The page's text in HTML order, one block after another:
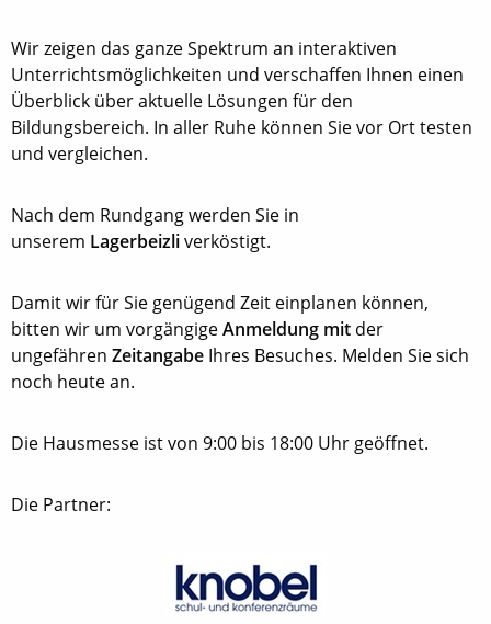
Wir zeigen das ganze Spektrum an interaktiven
Unterrichtsmöglichkeiten und verschaffen Ihnen einen
Überblick über aktuelle Lösungen für den
Bildungsbereich. In aller Ruhe können Sie vor Ort testen
und vergleichen.
Nach dem Rundgang werden Sie in
unserem Lagerbeizliverköstigt.
Damit wir für Sie genügend Zeit einplanen können,
bitten wir um vorgängigeAnmeldung mit der
ungefähren Zeitangabe Ihres Besuches. Melden Sie sich
noch heute an.
Die Hausmesse ist von 9:00 bis 18:00 Uhr geöffnet.
Die Partner: